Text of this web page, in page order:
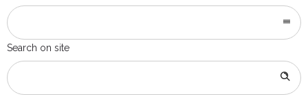
Search on site